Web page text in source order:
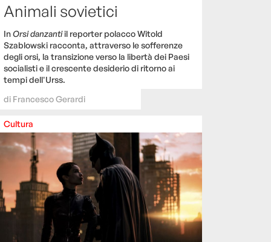
Animali sovietici
InOrsi danzantiil reporter polacco Witold
Szablowski racconta, attraverso le sofferenze
degli orsi, la transizione verso la libertà dei Paesi
socialisti e il crescente desiderio di ritorno ai
tempi dell'Urss.
di Francesco Gerardi
Cultura